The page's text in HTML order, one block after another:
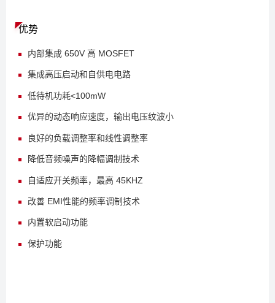
优势
内部集成 650V 高 MOSFET
集成高压启动和自供电电路
低待机功耗<100mW
优异的动态响应速度，输出电压纹波小
良好的负载调整率和线性调整率
降低音频噪声的降幅调制技术
自适应开关频率，最高 45KHZ
改善 EMI性能的频率调制技术
内置软启动功能
保护功能